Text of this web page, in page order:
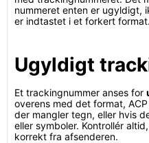
nummeret enten er ugyldigt,
er indtastet i et forkert format.
Ugyldigt
Et trackingnummer anses for
overens med det format,
der mangler tegn, eller hvis
eller symboler. Kontrollér
korrekt fra afsenderen.